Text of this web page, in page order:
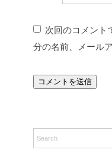
次回のコメント
分の名前、メール